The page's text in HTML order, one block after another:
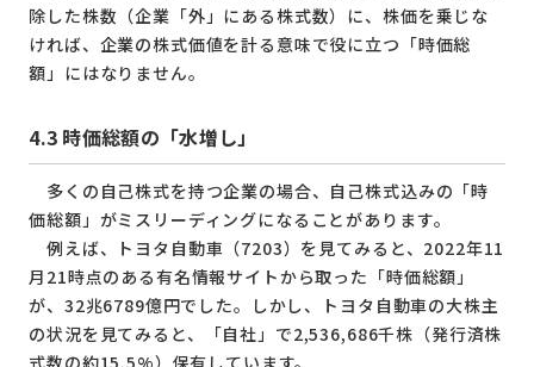
除した株数（企業「外」にある株式数）に、株価を乗じな
ければ、企業の株式価値を計る意味で役に立つ「時価総
額」にはなりません。
4.3 時価総額の「水増し」
多くの自己株式を持つ企業の場合、自己株式込みの「時
価総額」がミスリーディングになることがあります。
例えば、トヨタ自動車（7203）を見てみると、2022年11
月21時点のある有名情報サイトから取った「時価総額」
が、32兆6789億円でした。しかし、トヨタ自動車の大株主
の状況を見てみると、「自社」で2,536,686千株（発行済株
式数の約15.5%）保有しています。